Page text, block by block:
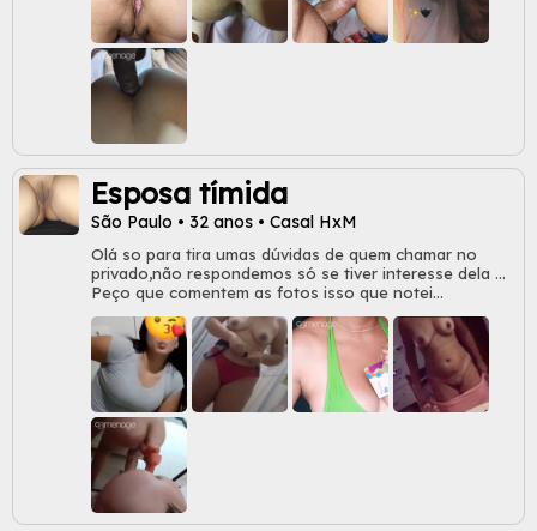
Esposa tímida
São Paulo • 32 anos • Casal HxM
Olá so para tira umas dúvidas de quem chamar no
privado,não respondemos só se tiver interesse dela ...
Peço que comentem as fotos isso que notei
comentários, aí sim vi que ela foi conferi o perfil de
quem ela se interessou nos comentários.... Aos poucos
tô notando que ela tá cada vez mais se interessano e
ficando mais safada na cama ..... E para deixa
registrado tô escrevendo agora e ela tá aqui do lado
rindo com cara de putinha falando que eu não presto
rsrsr 😋